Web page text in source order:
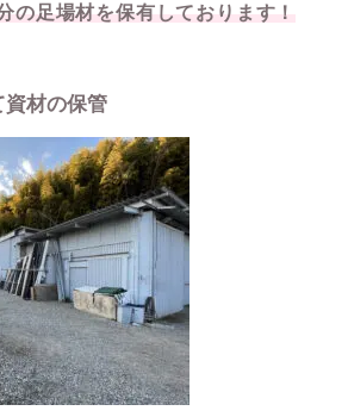
の足場材を保有しております！
資材の保管